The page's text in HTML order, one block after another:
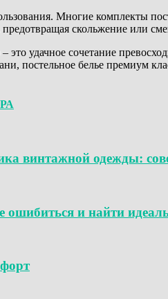
Многие комплекты
скольжение или
это удачное сочетание
постельное белье премиум
винтажной одежды:
и найти